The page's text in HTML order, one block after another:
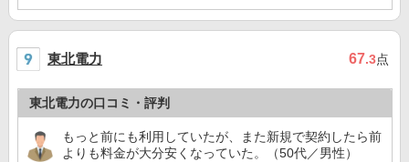
東北電力 67.3点
東北電力の口コミ・評判
もっと前にも利用していたが、また新規で契約したら前
よりも料金が大分安くなっていた。（50代／男性）